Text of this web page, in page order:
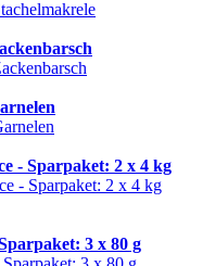
- Sparpaket: 2 x 4 kg
3 x 80 g